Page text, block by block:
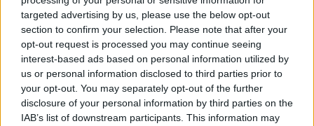
targeted advertising by us, please use the below opt-out
section to confirm your selection. Please note that after your
opt-out request is processed you may continue seeing
interest-based ads based on personal information utilized by
us or personal information disclosed to third parties prior to
your opt-out. You may separately opt-out of the further
disclosure of your personal information by third parties on the
IAB’s list of downstream participants. This information may
Όμιλος ΔΕΗ: Νέα συμφωνία για
χαρτοφυλάκιο έργων ΑΠΕ άνω
των 2 GW σε Πολωνία και
Ουγγαρία
Τουρισμός για Όλους: Kατάθεση
αιτήσεων ανεξάρτητα από το
τελευταίο ψηφίο του ΑΦΜ
Νέο Audi A2 e-tron με στόχο την κορυφή της αποδοτικότητας